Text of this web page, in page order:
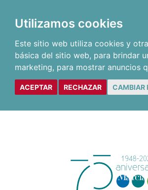
Utilizamos cookies
Este sitio web utiliza cookies y
básica del sitio web, para brindar
marketing, para mostrar anuncios
ACEPTAR RECHAZAR CAMBIAR